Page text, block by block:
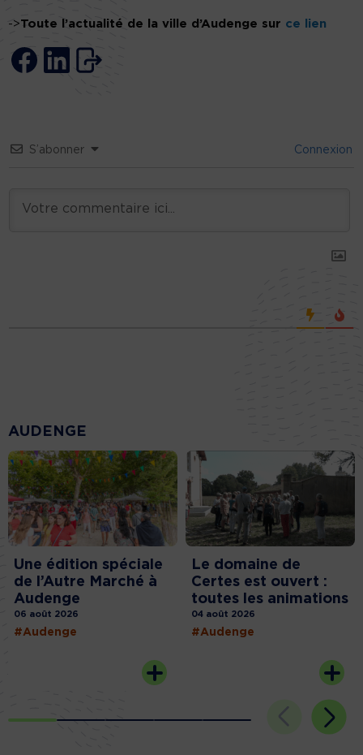
->Toute l’actualité de la ville d’Audenge sur ce lien
S’abonner Connexion
AUDENGE
Une édition spéciale
de l’Autre Marché à
Audenge
06 août 2026
#Audenge
Le domaine de
Certes est ouvert :
toutes les animations
04 août 2026
#Audenge